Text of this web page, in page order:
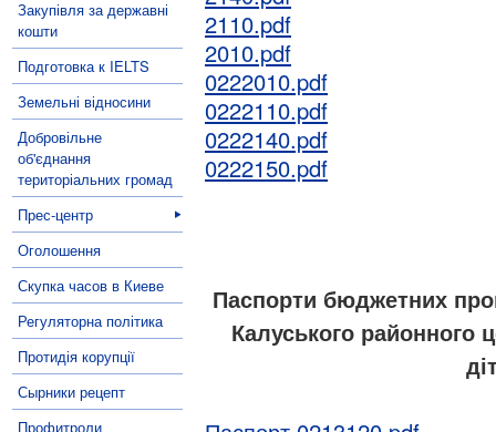
Закупівля за державні
кошти
Подготовка к IELTS
Земельні відносини
Добровільне
об'єднання
територіальних громад
Прес-центр
Оголошення
Скупка часов в Киеве
Регуляторна політика
Протидія корупції
Сырники рецепт
Профитроли
2110.pdf
2010.pdf
0222010.pdf
0222110.pdf
0222140.pdf
0222150.pdf
Паспорти бюджетних
Калуського районного